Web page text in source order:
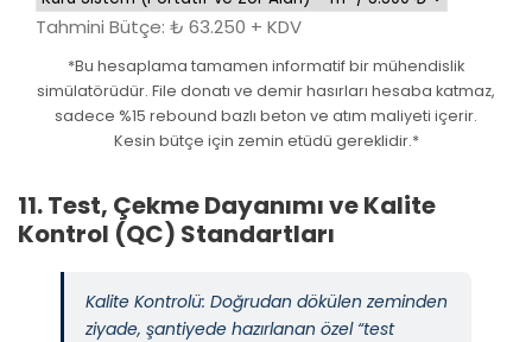
Tahmini Bütçe: ₺ 63.250 + KDV
*Bu hesaplama tamamen informatif bir mühendislik
simülatörüdür. File donatı ve demir hasırları hesaba katmaz,
sadece %15 rebound bazlı beton ve atım maliyeti içerir.
Kesin bütçe için zemin etüdü gereklidir.*
11. Test, Çekme Dayanımı ve Kalite
Kontrol (QC) Standartları
Kalite Kontrolü: Doğrudan dökülen zeminden
ziyade, şantiyede hazırlanan özel “test